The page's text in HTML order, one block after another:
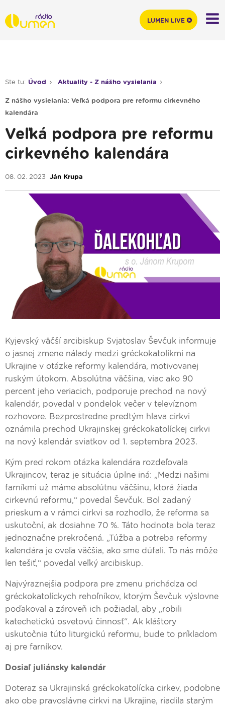
Ste tu: Úvod Aktuality - Z nášho vysielania
Z nášho vysielania: Veľká podpora pre reformu cirkevného
kalendára
Veľká podpora pre reformu
cirkevného kalendára
08. 02. 2023 Ján Krupa
Kyjevský väčší arcibiskup Svjatoslav Ševčuk informuje
o jasnej zmene nálady medzi gréckokatolíkmi na
Ukrajine v otázke reformy kalendára, motivovanej
ruským útokom. Absolútna väčšina, viac ako 90
percent jeho veriacich, podporuje prechod na nový
kalendár, povedal v pondelok večer v televíznom
rozhovore. Bezprostredne predtým hlava cirkvi
oznámila prechod Ukrajinskej gréckokatolíckej cirkvi
na nový kalendár sviatkov od 1. septembra 2023.
Kým pred rokom otázka kalendára rozdeľovala
Ukrajincov, teraz je situácia úplne iná: „Medzi našimi
farníkmi už máme absolútnu väčšinu, ktorá žiada
cirkevnú reformu,“ povedal Ševčuk. Bol zadaný
prieskum a v rámci cirkvi sa rozhodlo, že reforma sa
uskutoční, ak dosiahne 70 %. Táto hodnota bola teraz
jednoznačne prekročená. „Túžba a potreba reformy
kalendára je oveľa väčšia, ako sme dúfali. To nás môže
len tešiť,“ povedal veľký arcibiskup.
Najvýraznejšia podpora pre zmenu prichádza od
gréckokatolíckych rehoľníkov, ktorým Ševčuk výslovne
poďakoval a zároveň ich požiadal, aby „robili
katechetickú osvetovú činnosť“. Ak kláštory
uskutočnia túto liturgickú reformu, bude to príkladom
aj pre farníkov.
Dosiaľ juliánsky kalendár
Doteraz sa Ukrajinská gréckokatolícka cirkev, podobne
ako obe pravoslávne cirkvi na Ukrajine, riadila starým
LUMEN LIVE